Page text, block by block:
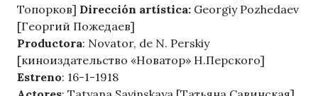
Топорков] Dirección artística: Georgiy Pozhedaev
[Георгий Пожедаев]
Productora: Novator, de N. Perskiy
[киноиздательство «Новатор» Н.Перского]
Estreno: 16-1-1918